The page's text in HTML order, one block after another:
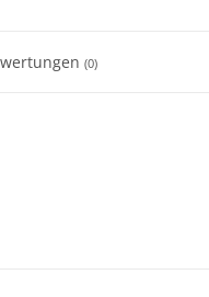
(0)